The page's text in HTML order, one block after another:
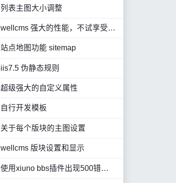
列表主图大小调整
wellcms 强大的性能，不试享受不到这种快感
站点地图功能 sitemap
iis7.5 伪静态规则
超级强大的自定义属性
自行开发模板
关于每个版块的主图设置
wellcms 版块设置和显示
使用xiuno bbs插件出现500错误或白屏